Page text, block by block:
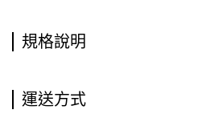
規格說明
運送方式